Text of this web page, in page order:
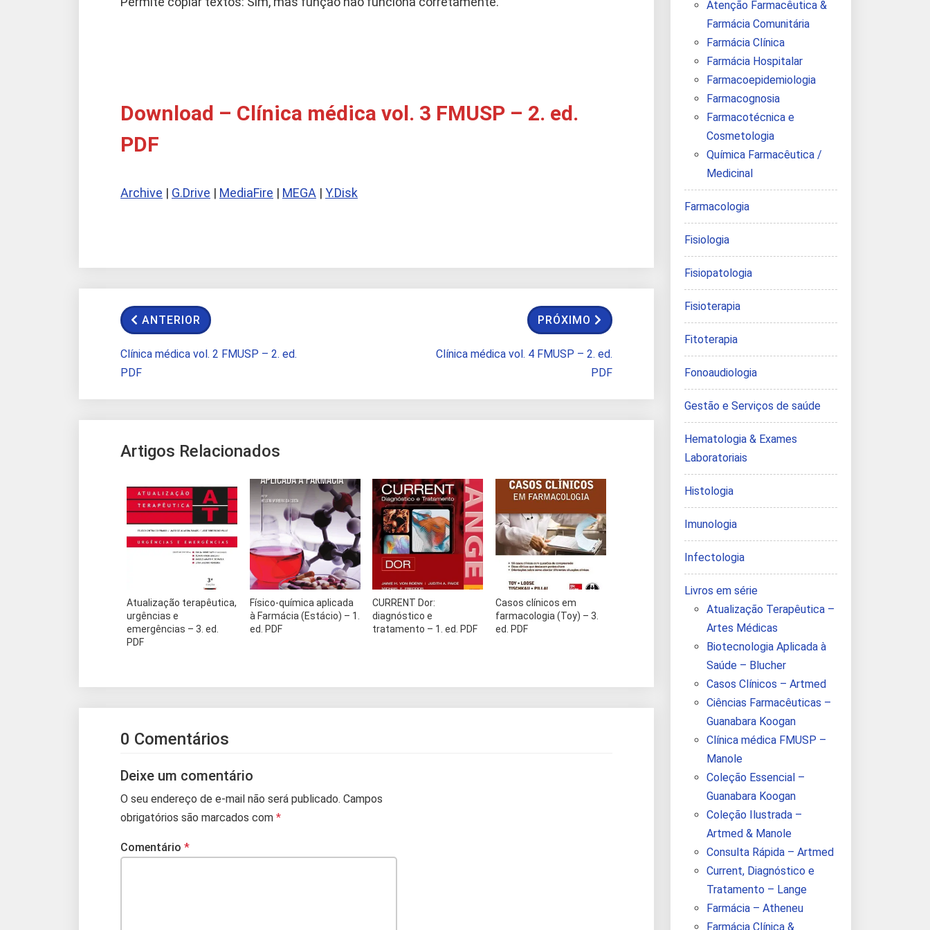
Download – Clínica médica vol. 3 FMUSP – 2. ed.
PDF
Archive | G.Drive | MediaFire | MEGA | Y.Disk
ANTERIOR
Clínica médica vol. 2 FMUSP – 2. ed.
PDF
PRÓXIMO
Clínica médica vol. 4 FMUSP – 2. ed.
PDF
Artigos Relacionados
Atualização terapêutica,
urgências e
emergências – 3. ed.
PDF
Físico-química aplicada
à Farmácia (Estácio) – 1.
ed. PDF
CURRENT Dor:
diagnóstico e
tratamento – 1. ed. PDF
Casos clínicos em
farmacologia (Toy) – 3.
ed. PDF
0 Comentários
Deixe um comentário
O seu endereço de e-mail não será publicado. Campos
obrigatórios são marcados com *
Comentário *
Atenção Farmacêutica &
Farmácia Comunitária
Farmácia Clínica
Farmácia Hospitalar
Farmacoepidemiologia
Farmacognosia
Farmacotécnica e
Cosmetologia
Química Farmacêutica /
Medicinal
Farmacologia
Fisiologia
Fisiopatologia
Fisioterapia
Fitoterapia
Fonoaudiologia
Gestão e Serviços de saúde
Hematologia & Exames
Laboratoriais
Histologia
Imunologia
Infectologia
Livros em série
Atualização Terapêutica –
Artes Médicas
Biotecnologia Aplicada à
Saúde – Blucher
Casos Clínicos – Artmed
Ciências Farmacêuticas –
Guanabara Koogan
Clínica médica FMUSP –
Manole
Coleção Essencial –
Guanabara Koogan
Coleção Ilustrada –
Artmed & Manole
Consulta Rápida – Artmed
Current, Diagnóstico e
Tratamento – Lange
Farmácia – Atheneu
Farmácia Clínica &